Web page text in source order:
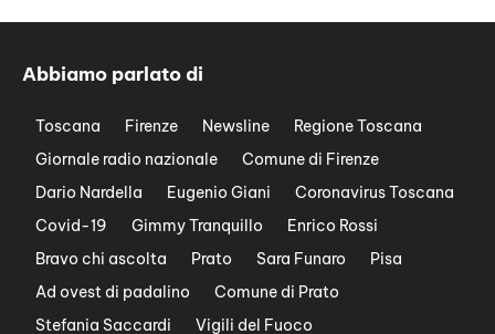
Abbiamo parlato di
Toscana Firenze Newsline
Regione Toscana
Giornale radio nazionale
Comune di Firenze
Dario Nardella
Eugenio Giani
Coronavirus Toscana
Covid-19
Gimmy Tranquillo
Enrico Rossi
Bravo chi ascolta
Prato Sara Funaro
Pisa
Ad ovest di padalino
Comune di Prato
Stefania Saccardi
Vigili del Fuoco